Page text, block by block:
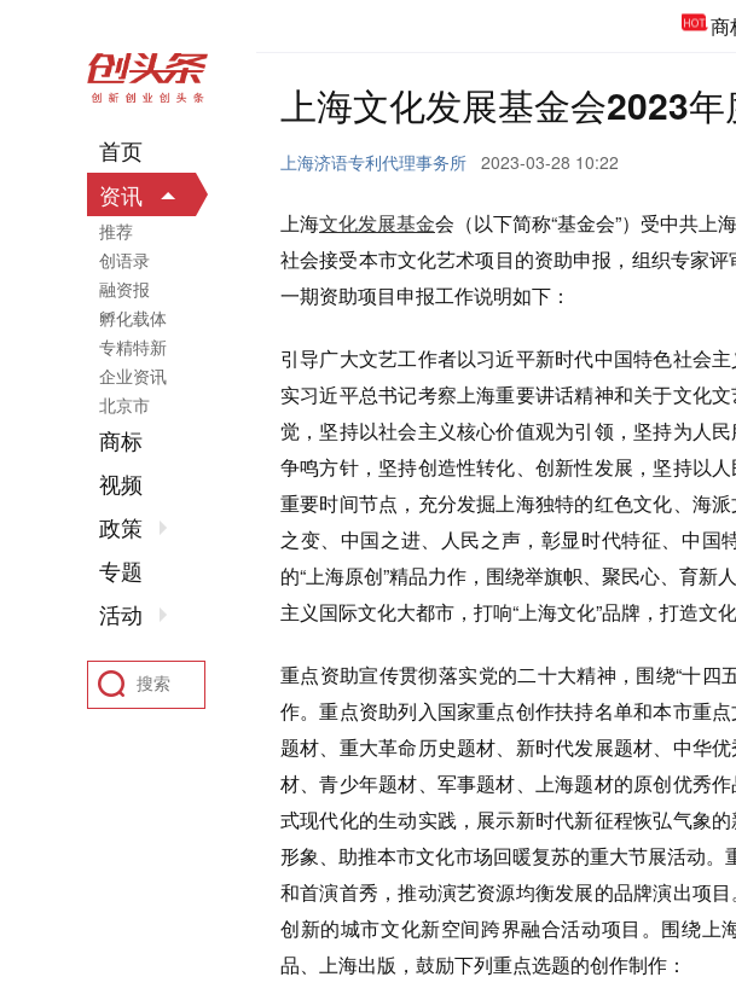
商
上海文化发展基金会2023
上海济语专利代理事务所 2023-03-28 10:22
上海文化发展基金会（以下简称“基金会”）受中共上
社会接受本市文化艺术项目的资助申报，组织专家
一期资助项目申报工作说明如下：
引导广大文艺工作者以习近平新时代中国特色社会
实习近平总书记考察上海重要讲话精神和关于文化
觉，坚持以社会主义核心价值观为引领，坚持为人
争鸣方针，坚持创造性转化、创新性发展，坚持以
重要时间节点，充分发掘上海独特的红色文化、海
之变、中国之进、人民之声，彰显时代特征、中国
的“上海原创”精品力作，围绕举旗帜、聚民心、育
主义国际文化大都市，打响“上海文化”品牌，打造文
重点资助宣传贯彻落实党的二十大精神，围绕“十
作。重点资助列入国家重点创作扶持名单和本市重
题材、重大革命历史题材、新时代发展题材、中华
材、青少年题材、军事题材、上海题材的原创优秀
式现代化的生动实践，展示新时代新征程恢弘气象
形象、助推本市文化市场回暖复苏的重大节展活动。
和首演首秀，推动演艺资源均衡发展的品牌演出项
创新的城市文化新空间跨界融合活动项目。围绕上
品、上海出版，鼓励下列重点选题的创作制作：
首页
资讯
推荐
创语录
融资报
孵化载体
专精特新
企业资讯
北京市
商标
视频
政策
专题
活动